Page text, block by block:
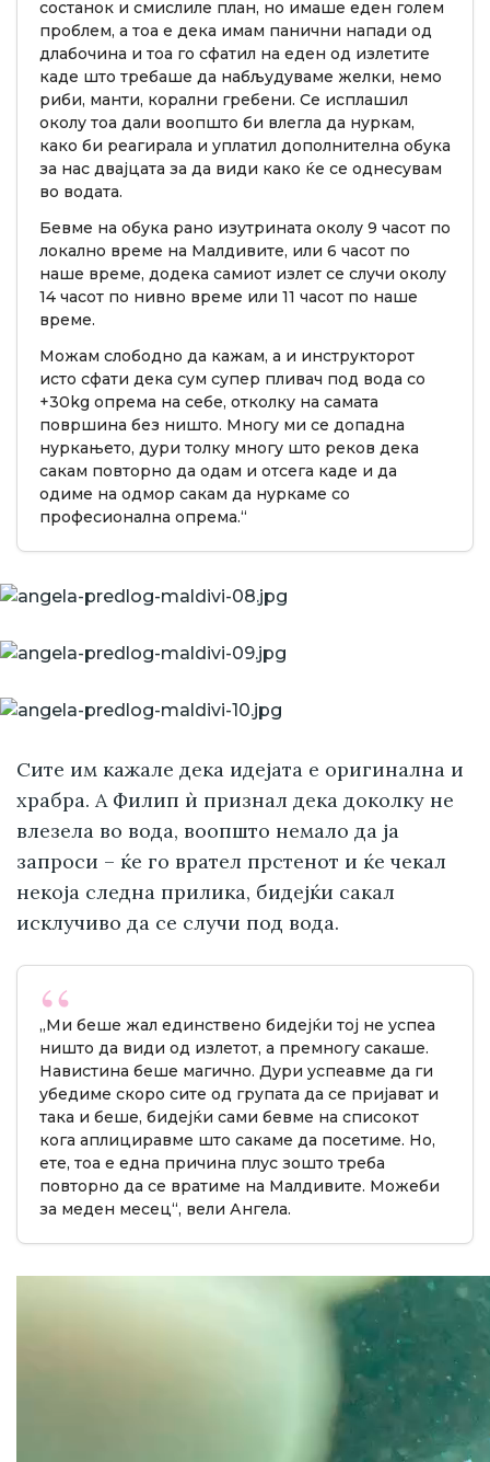
состанок и смислиле план, но имаше еден голем
проблем, а тоа е дека имам панични напади од
длабочина и тоа го сфатил на еден од излетите
каде што требаше да набљудуваме желки, немо
риби, манти, корални гребени. Се исплашил
околу тоа дали воопшто би влегла да нуркам,
како би реагирала и уплатил дополнителна обука
за нас двајцата за да види како ќе се однесувам
во водата.
Бевме на обука рано изутрината околу 9 часот по
локално време на Малдивите, или 6 часот по
наше време, додека самиот излет се случи околу
14 часот по нивно време или 11 часот по наше
време.
Можам слободно да кажам, а и инструкторот
исто сфати дека сум супер пливач под вода со
+30kg опрема на себе, отколку на самата
површина без ништо. Многу ми се допадна
нуркањето, дури толку многу што реков дека
сакам повторно да одам и отсега каде и да
одиме на одмор сакам да нуркаме со
професионална опрема.“
Сите им кажале дека идејата е оригинална и
храбра. А Филип ѝ признал дека доколку не
влезела во вода, воопшто немало да ја
запроси – ќе го врател прстенот и ќе чекал
некоја следна прилика, бидејќи сакал
исклучиво да се случи под вода.
„Ми беше жал единствено бидејќи тој не успеа
ништо да види од излетот, а премногу сакаше.
Навистина беше магично. Дури успеавме да ги
убедиме скоро сите од групата да се пријават и
така и беше, бидејќи сами бевме на списокот
кога аплициравме што сакаме да посетиме. Но,
ете, тоа е една причина плус зошто треба
повторно да се вратиме на Малдивите. Можеби
за меден месец“, вели Ангела.